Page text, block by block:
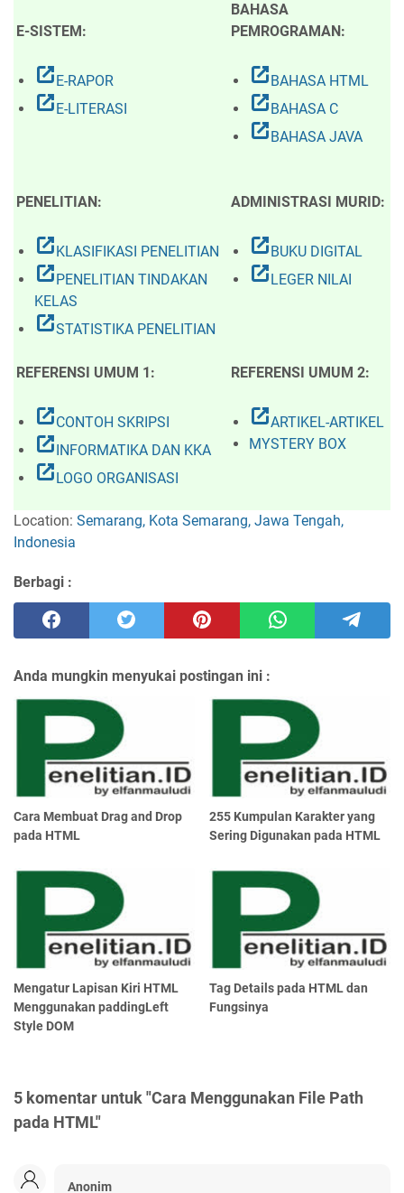
E-SISTEM:
BAHASA
PEMROGRAMAN:
open_in_new E-RAPOR
open_in_new E-LITERASI
open_in_new BAHASA HTML
open_in_new BAHASA C
open_in_new BAHASA JAVA
PENELITIAN: ADMINISTRASI MURID:
open_in_new KLASIFIKASI PENELITIAN
open_in_new PENELITIAN TINDAKAN
KELAS
open_in_newSTATISTIKA PENELITIAN
open_in_new BUKU DIGITAL
open_in_new LEGER NILAI
REFERENSI UMUM 1: REFERENSI UMUM 2:
open_in_newCONTOH SKRIPSI
open_in_new INFORMATIKA DAN KKA
open_in_new LOGO ORGANISASI
open_in_newARTIKEL-ARTIKEL
MYSTERY BOX
Location: Semarang, Kota Semarang, Jawa Tengah,
Indonesia
Berbagi :
Anda mungkin menyukai postingan ini :
Cara Membuat Drag and Drop
pada HTML
255 Kumpulan Karakter yang
Sering Digunakan pada HTML
Mengatur Lapisan Kiri HTML
Menggunakan paddingLeft
Style DOM
Tag Details pada HTML dan
Fungsinya
5 komentar untuk "Cara Menggunakan File Path
pada HTML"
Anonim